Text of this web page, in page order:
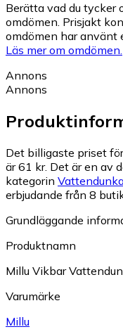
Berätta vad du tycker
omdömen. Prisjakt
omdömen har använt
Läs mer om omdömen.
Annons
Annons
Det billigaste priset
är 61 kr. Det är en av
kategorin
erbjudande från 8
Grundläggande
Produktnamn
Millu Vikbar
Varumärke
Millu